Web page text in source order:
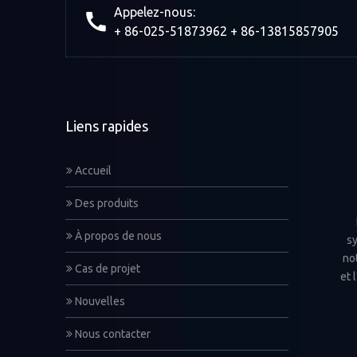
Appelez-nous:
+ 86-025-51873962 + 86-13815857905
Liens rapides
Accueil
Des produits
À propos de nous
Cas de projet
Nouvelles
Nous contacter
et